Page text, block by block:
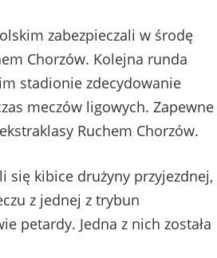
zabezpieczali w środę
Chorzów. Kolejna runda
stadionie zdecydowanie
meczów ligowych. Zapewne
Ruchem Chorzów.
kibice drużyny przyjezdnej,
z jednej z trybun
petardy. Jedna z nich została